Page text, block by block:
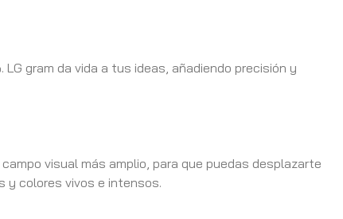
gram da vida a tus ideas, añadiendo precisión y
visual más amplio, para que puedas desplazarte
y colores vivos e intensos.